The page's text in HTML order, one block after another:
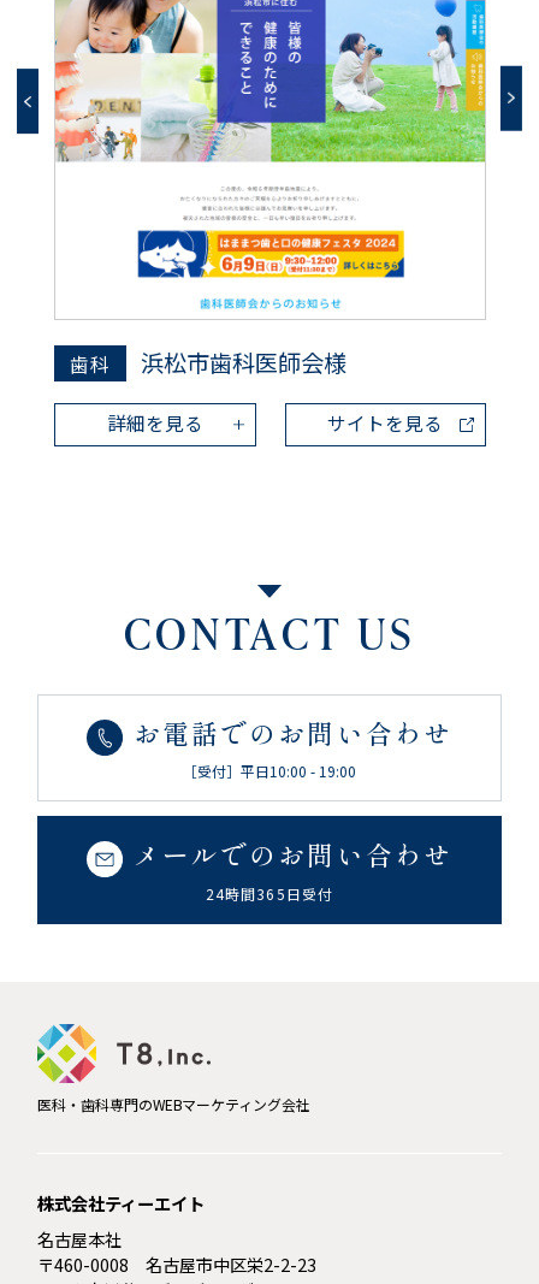
歯科 浜松市歯科医師会様
詳細を見る サイトを見る
CONTACT US
お電話でのお問い合わせ
［受付］平日10:00 - 19:00
メールでのお問い合わせ
24時間365日受付
医科・歯科専門のWEBマーケティング会社
株式会社ティーエイト
名古屋本社
〒460-0008 名古屋市中区栄2-2-23